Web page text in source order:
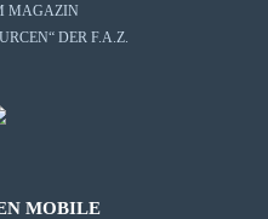
MAGAZIN
DER F.A.Z.
MOBILE